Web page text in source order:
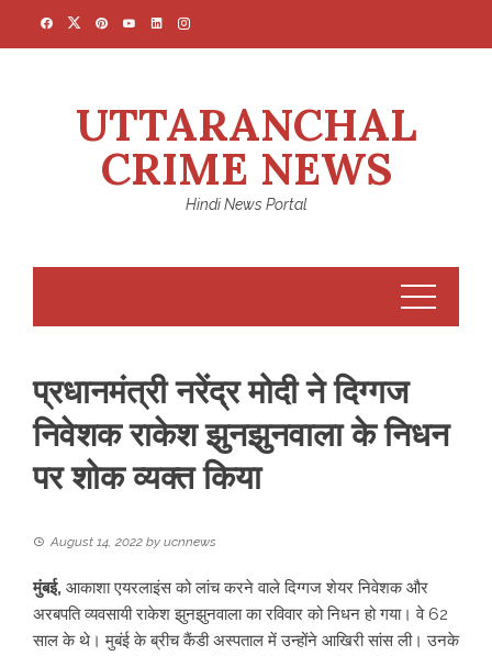
UTTARANCHAL
CRIME NEWS
Hindi News Portal
प्रधानमंत्री नरेंद्र मोदी ने दिग्गज
निवेशक राकेश झुनझुनवाला के निधन
पर शोक व्यक्त किया
August 14, 2022 by ucnnews
मुंबई, आकाशा एयरलाइंस को लांच करने वाले दिग्गज शेयर निवेशक और
अरबपति व्यवसायी राकेश झुनझुनवाला का रविवार को निधन हो गया। वे 62
साल के थे। मुबंई के ब्रीच कैंडी अस्पताल में उन्होंने आखिरी सांस ली। उनके